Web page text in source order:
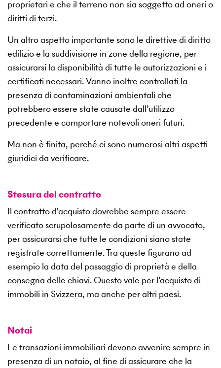
proprietari e che il terreno non sia soggetto ad oneri o
diritti di terzi.
Un altro aspetto importante sono le direttive di diritto
edilizio e la suddivisione in zone della regione, per
assicurarsi la disponibilità di tutte le autorizzazioni e i
certificati necessari. Vanno inoltre controllati la
presenza di contaminazioni ambientali che
potrebbero essere state causate dall’utilizzo
precedente e comportare notevoli oneri futuri.
Ma non è finita, perché ci sono numerosi altri aspetti
giuridici da verificare.
Stesura del contratto
Il contratto d'acquisto dovrebbe sempre essere
verificato scrupolosamente da parte di un avvocato,
per assicurarsi che tutte le condizioni siano state
registrate correttamente. Tra queste figurano ad
esempio la data del passaggio di proprietà e della
consegna delle chiavi. Questo vale per l’acquisto di
immobili in Svizzera, ma anche per altri paesi.
Notai
Le transazioni immobiliari devono avvenire sempre in
presenza di un notaio, al fine di assicurare che la